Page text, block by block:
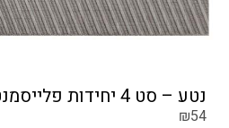
נטע – סט 4 יחידות פלייסמנט – דגם 22
₪54